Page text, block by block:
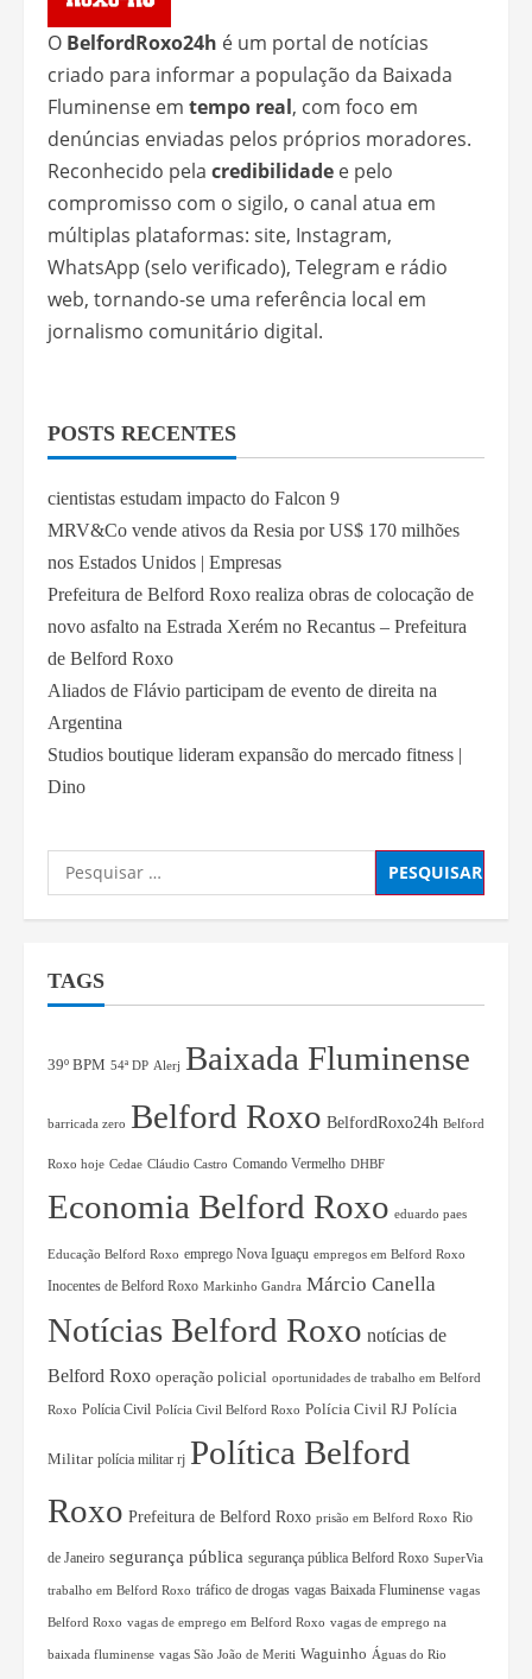
O BelfordRoxo24h é um portal de notícias
criado para informar a população da Baixada
Fluminense em tempo real, com foco em
denúncias enviadas pelos próprios moradores.
Reconhecido pela credibilidade e pelo
compromisso com o sigilo, o canal atua em
múltiplas plataformas: site, Instagram,
WhatsApp (selo verificado), Telegram e rádio
web, tornando-se uma referência local em
jornalismo comunitário digital.
POSTS RECENTES
cientistas estudam impacto do Falcon 9
MRV&Co vende ativos da Resia por US$ 170 milhões
nos Estados Unidos | Empresas
Prefeitura de Belford Roxo realiza obras de colocação de
novo asfalto na Estrada Xerém no Recantus – Prefeitura
de Belford Roxo
Aliados de Flávio participam de evento de direita na
Argentina
Studios boutique lideram expansão do mercado fitness |
Dino
TAGS
39º BPM 54ª DP Alerj Baixada Fluminense
barricada zero Belford Roxo BelfordRoxo24h Belford
Roxo hoje Cedae Cláudio Castro Comando Vermelho DHBF
Economia Belford Roxo eduardo paes
Educação Belford Roxo emprego Nova Iguaçu empregos em Belford Roxo
Inocentes de Belford Roxo Markinho Gandra Márcio Canella
Notícias Belford Roxo notícias de
Belford Roxo operação policial oportunidades de trabalho em Belford
Roxo Polícia Civil Polícia Civil Belford Roxo Polícia Civil RJ Polícia
Militar polícia militar rj Política Belford
Roxo Prefeitura de Belford Roxo prisão em Belford Roxo Rio
de Janeiro segurança pública segurança pública Belford Roxo SuperVia
trabalho em Belford Roxo tráfico de drogas vagas Baixada Fluminense vagas
Belford Roxo vagas de emprego em Belford Roxo vagas de emprego na
baixada fluminense vagas São João de Meriti Waguinho Águas do Rio